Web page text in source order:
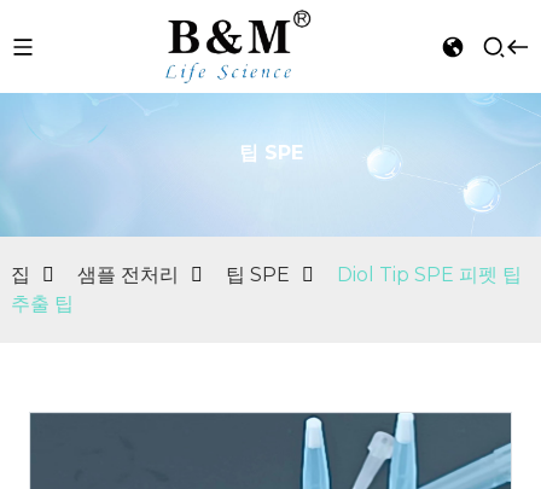
팁 SPE
집 샘플 전처리 팁 SPE
Diol Tip SPE 피펫 팁
추출 팁